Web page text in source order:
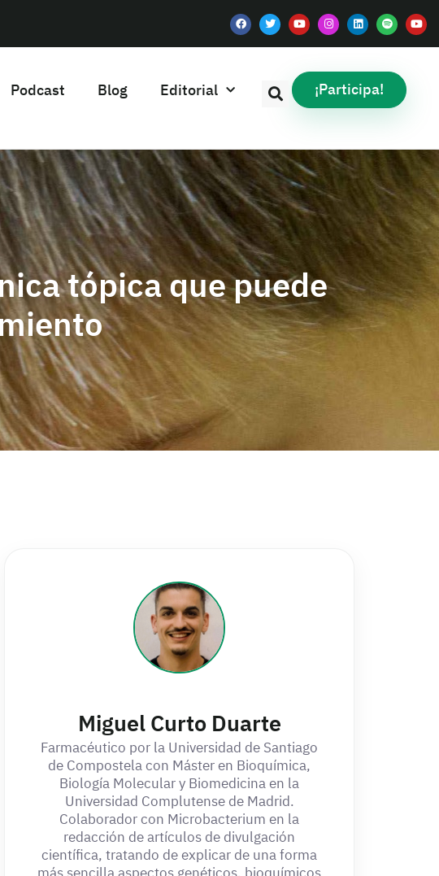
Podcast Blog Editorial ¡Participa!
tópica que puede
Miguel Curto Duarte
Farmacéutico por la Universidad de Santiago
de Compostela con Máster en Bioquímica,
Biología Molecular y Biomedicina en la
Universidad Complutense de Madrid.
Colaborador con Microbacterium en la
redacción de artículos de divulgación
científica, tratando de explicar de una forma